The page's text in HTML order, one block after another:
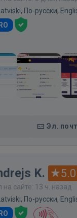
Latviski, По-русски,
Эл.
K. 5.0
на сайте: 13 ч. назад
Latviski, По-русски,